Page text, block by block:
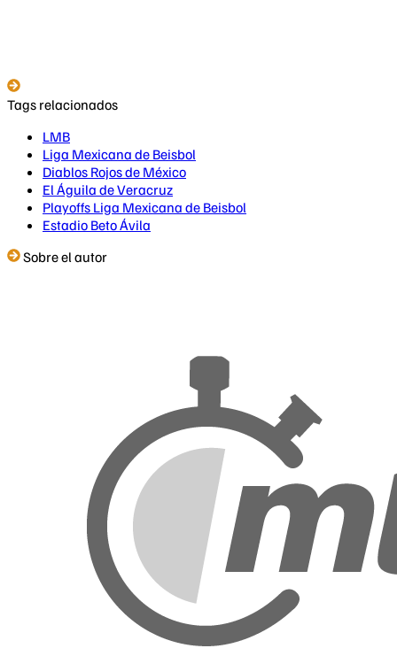
Tags relacionados
LMB
Liga Mexicana de Beisbol
Diablos Rojos de México
El Águila de Veracruz
Playoffs Liga Mexicana de Beisbol
Estadio Beto Ávila
Sobre el autor